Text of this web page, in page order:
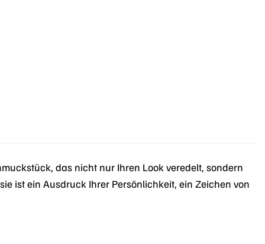
das nicht nur Ihren Look veredelt, sondern
ist ein Ausdruck Ihrer Persönlichkeit, ein Zeichen von